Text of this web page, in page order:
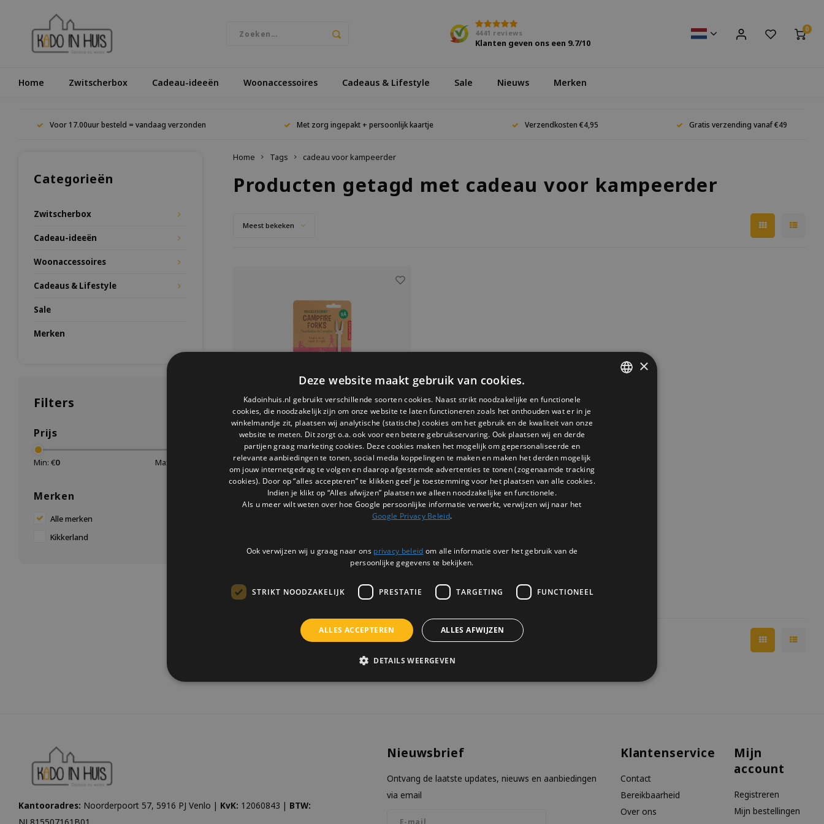
4441 reviews
Klanten geven ons een 9.7/10
0
Home Zwitscherbox Cadeau-ideeën Woonaccessoires Cadeaus & Lifestyle Sale Nieuws Merken
Voor 17.00uur besteld = vandaag verzonden Met zorg ingepakt + persoonlijk kaartje Verzendkosten €4,95 Gratis verzending vanaf €49
Categorieën
Zwitscherbox
Cadeau-ideeën
Woonaccessoires
Cadeaus & Lifestyle
Sale
Merken
Filters
Prijs
Min: €0 Max: €
Merken
Alle merken
Kikkerland
Home Tags cadeau voor kampeerder
Producten getagd met cadeau voor kampeerder
Meest bekeken
Kikkerland
Huckleberry kampvuur vork set van
4
De Huckleberry kampvuur vork set van 4 van
Kikkerland is ideaal voor buiten koken en
marshmallows roosteren Gebruik ze bij kampvuur
genieten rond het vuur.
4 OP VOORRAAD
Kantooradres: Noorderpoort 57, 5916 PJ Venlo | KvK: 12060843 | BTW:
Nieuwsbrief
Ontvang de laatste updates, nieuws en aanbiedingen
via email
Klantenservice
Contact
Bereikbaarheid
Over ons
Mijn
account
Registreren
Mijn bestellingen
×
Deze website maakt gebruik van cookies.
Kadoinhuis.nl gebruikt verschillende soorten cookies. Naast strikt noodzakelijke en functionele
cookies, die noodzakelijk zijn om onze website te laten functioneren zoals het onthouden wat er in je
winkelmandje zit, plaatsen wij analytische (statische) cookies om het gebruik en de kwaliteit van onze
website te meten. Dit zorgt o.a. ook voor een betere gebruikservaring. Ook plaatsen wij en derde
partijen graag marketing cookies. Deze cookies maken het mogelijk om gepersonaliseerde en
relevante aanbiedingen te tonen, social media koppelingen te maken en maken het derden mogelijk
om jouw internetgedrag te volgen en daarop afgestemde advertenties te tonen (zogenaamde tracking
cookies). Door op “alles accepteren” te klikken geef je toestemming voor het plaatsen van alle cookies.
Indien je klikt op “Alles afwijzen” plaatsen we alleen noodzakelijke en functionele.
Als u meer wilt weten over hoe Google persoonlijke informatie verwerkt, verwijzen wij naar het
Google Privacy Beleid.
Ook verwijzen wij u graag naar ons privacy beleid om alle informatie over het gebruik van de
persoonlijke gegevens te bekijken.
STRIKT NOODZAKELIJK PRESTATIE TARGETING FUNCTIONEEL
ALLES ACCEPTEREN ALLES AFWIJZEN
DETAILS WEERGEVEN